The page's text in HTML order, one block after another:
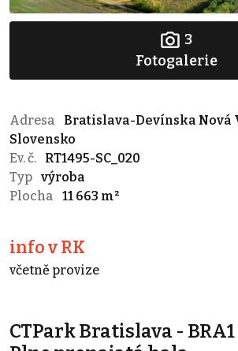
3
Fotogalerie
Adresa
Bratislava-Devínska Nová
Slovensko
Ev. č.
RT1495-SC_020
Typ výroba
Plocha
11 663 m²
info v RK
včetně provize
CTPark Bratislava - BRA1